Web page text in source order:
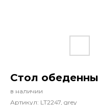
Стол
в наличии
Артикул: LT2247, grey